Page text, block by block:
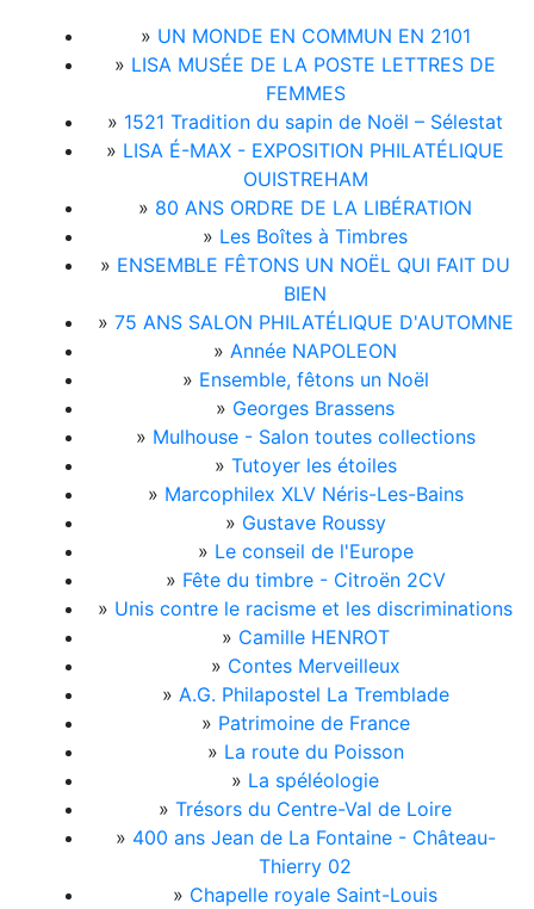
» UN MONDE EN COMMUN EN 2101
» LISA MUSÉE DE LA POSTE LETTRES DE
FEMMES
» 1521 Tradition du sapin de Noël – Sélestat
» LISA É-MAX - EXPOSITION PHILATÉLIQUE
OUISTREHAM
» 80 ANS ORDRE DE LA LIBÉRATION
» Les Boîtes à Timbres
» ENSEMBLE FÊTONS UN NOËL QUI FAIT DU
BIEN
» 75 ANS SALON PHILATÉLIQUE D'AUTOMNE
» Année NAPOLEON
» Ensemble, fêtons un Noël
» Georges Brassens
» Mulhouse - Salon toutes collections
» Tutoyer les étoiles
» Marcophilex XLV Néris-Les-Bains
» Gustave Roussy
» Le conseil de l'Europe
» Fête du timbre - Citroën 2CV
» Unis contre le racisme et les discriminations
» Camille HENROT
» Contes Merveilleux
» A.G. Philapostel La Tremblade
» Patrimoine de France
» La route du Poisson
» La spéléologie
» Trésors du Centre-Val de Loire
» 400 ans Jean de La Fontaine - Château-
Thierry 02
» Chapelle royale Saint-Louis